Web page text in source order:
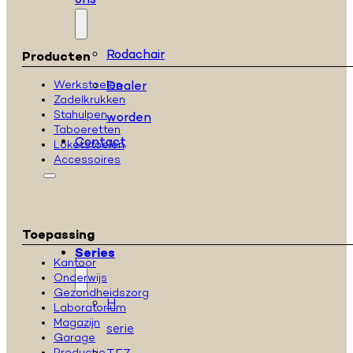
Rodachair
Dealer
worden
Contact
Series
H
serie
Producten
Werkstoelen
Zadelkrukken
Stahulpen
Taboeretten
Loketstoelen
Accessoires
Toepassing
Kantoor
Onderwijs
Gezondheidszorg
Laboratorium
Magazijn
Garage